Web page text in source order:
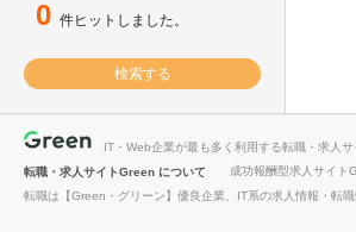
0 件ヒットしました。
検索する
転職・求
人サイト
Green
IT・Web企業が最も多く利用する転職・求人サ
転職・求人サイトGreen について
成功報酬型求人サイト
転職は【Green・グリーン】優良企業、IT系の求人情報・転